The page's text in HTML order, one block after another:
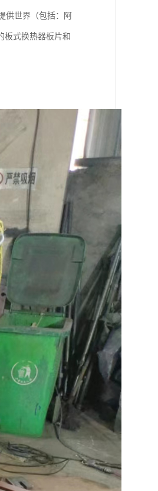
供世界（包括：阿
板式换热器板片和